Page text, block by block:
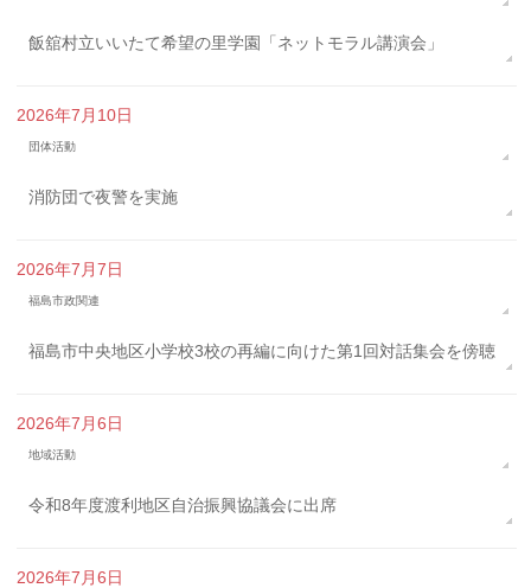
飯舘村立いいたて希望の里学園「ネットモラル講演会」
2026年7月10日
団体活動
消防団で夜警を実施
2026年7月7日
福島市政関連
福島市中央地区小学校3校の再編に向けた第1回対話集会を傍聴
2026年7月6日
地域活動
令和8年度渡利地区自治振興協議会に出席
2026年7月6日